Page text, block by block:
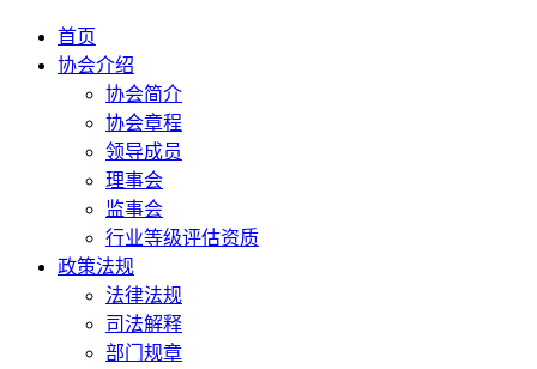
首页
协会介绍
协会简介
协会章程
领导成员
理事会
监事会
行业等级评估资质
政策法规
法律法规
司法解释
部门规章